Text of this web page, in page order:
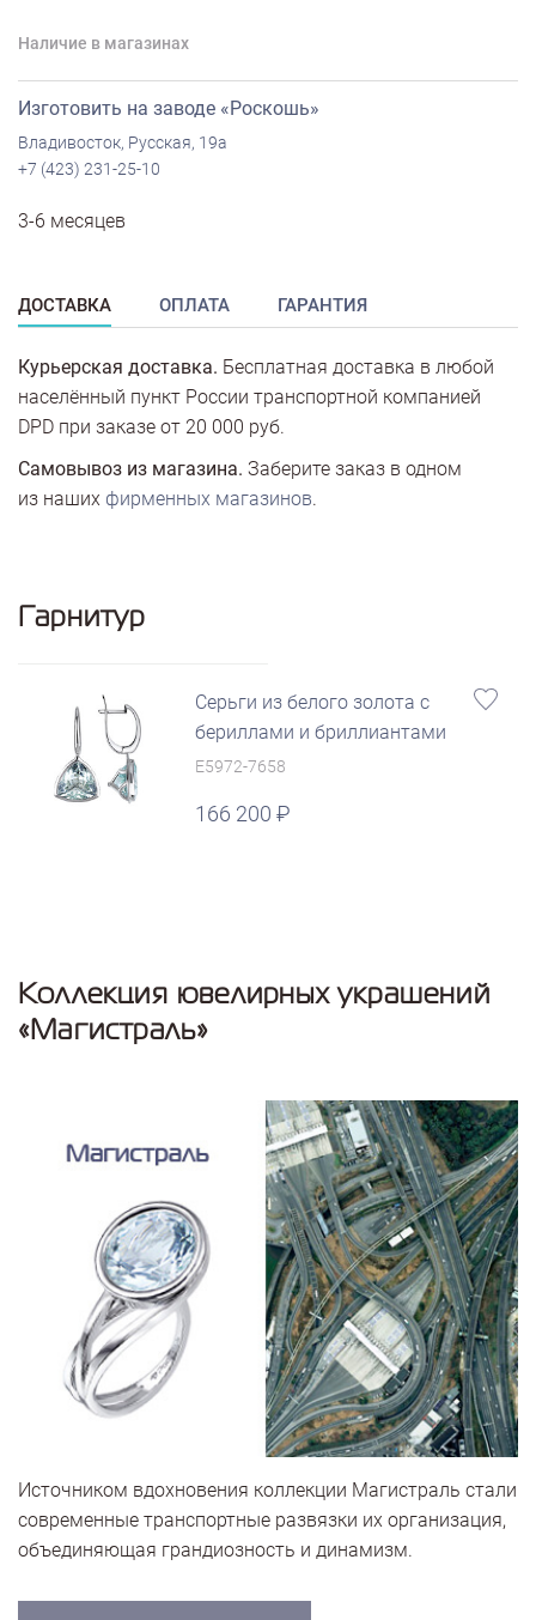
Наличие в магазинах
Изготовить на заводе «Роскошь»
Владивосток, Русская, 19а
+7 (423) 231-25-10
3-6 месяцев
ДОСТАВКА ОПЛАТА ГАРАНТИЯ
Курьерская доставка. Бесплатная доставка в любой
населённый пункт России транспортной компанией
DPD при заказе от 20 000 руб.
Самовывоз из магазина. Заберите заказ в одном
из наших фирменных магазинов.
Гарнитур
Серьги из белого золота с
бериллами и бриллиантами
E5972-7658
166 200
Коллекция ювелирных украшений
«Магистраль»
Источником вдохновения коллекции Магистраль стали
современные транспортные развязки их организация,
объединяющая грандиозность и динамизм.